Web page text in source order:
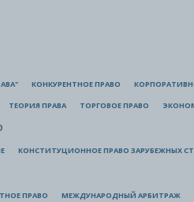
КОНКУРЕНТНОЕ ПРАВО
ТЕОРИЯ ПРАВА ТОРГОВОЕ ПРАВО
КОНСТИТУЦИОННОЕ ПРАВО ЗАРУБЕЖНЫХ
ПРАВО МЕЖДУНАРОДНЫЙ АРБИТРАЖ